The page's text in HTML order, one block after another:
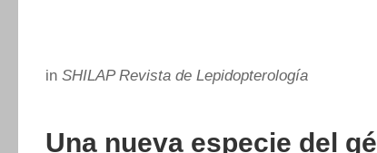
in SHILAP Revista de Lepidopterología
Una nueva especie del